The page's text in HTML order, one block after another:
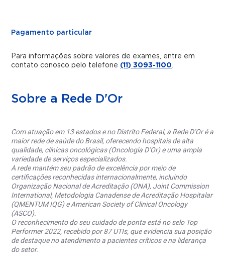
Pagamento particular
Para informações sobre valores de exames, entre em
contato conosco pelo telefone (11) 3093-1100.
Sobre a Rede D'Or
Com atuação em 13 estados e no Distrito Federal, a Rede D’Or é a
maior rede de saúde do Brasil, oferecendo hospitais de alta
qualidade, clínicas oncológicas (Oncologia D’Or) e uma ampla
variedade de serviços especializados.
A rede mantém seu padrão de excelência por meio de
certificações reconhecidas internacionalmente, incluindo
Organização Nacional de Acreditação (ONA), Joint Commission
International, Metodologia Canadense de Acreditação Hospitalar
(QMENTUM IQG) e American Society of Clinical Oncology
(ASCO).
O reconhecimento do seu cuidado de ponta está no selo Top
Performer 2022, recebido por 87 UTIs, que evidencia sua posição
de destaque no atendimento a pacientes críticos e na liderança
do setor.